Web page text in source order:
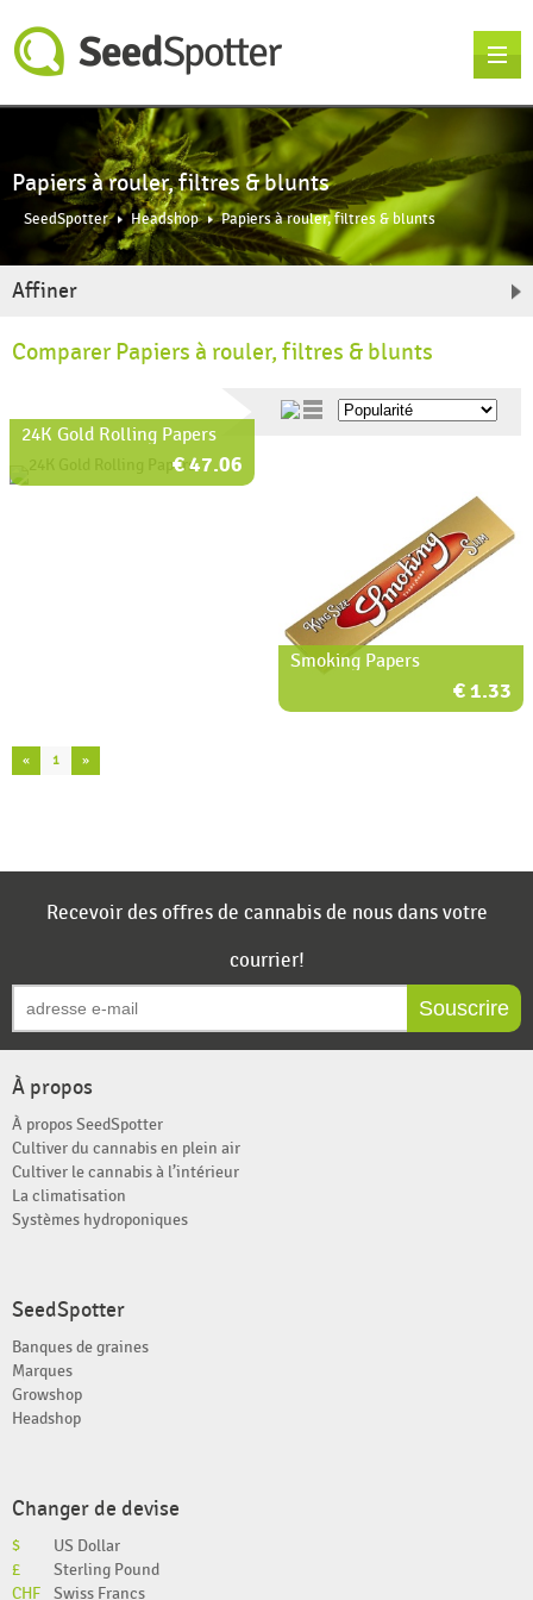
Papiers à rouler, filtres & blunts
SeedSpotter Headshop Papiers à rouler, filtres & blunts
Affiner
Comparer Papiers à rouler, filtres & blunts
24K Gold Rolling Papers
€ 47.06
Smoking Papers
€ 1.33
« 1 »
Recevoir des offres de cannabis de nous dans votre
courrier!
Souscrire
À propos
À propos SeedSpotter
Cultiver du cannabis en plein air
Cultiver le cannabis à l’intérieur
La climatisation
Systèmes hydroponiques
SeedSpotter
Banques de graines
Marques
Growshop
Headshop
Changer de devise
$
US Dollar
£
Sterling Pound
CHF
Swiss Francs